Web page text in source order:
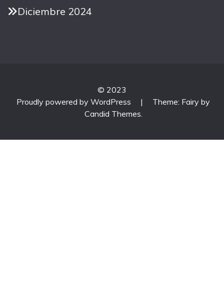
Diciembre 2024
© 2023
Proudly powered by WordPress
|
Theme: Fairy by
Candid Themes